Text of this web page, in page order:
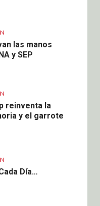
las manos
y SEP
reinventa la
y el garrote
Día…